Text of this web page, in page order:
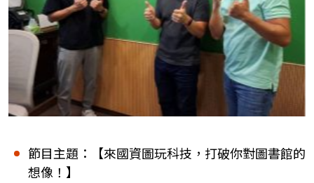
節目主題：【來國資圖玩科技，打破你對圖書館的
想像！】